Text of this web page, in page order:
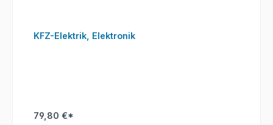
KFZ-Elektrik, Elektronik
79,80 €*